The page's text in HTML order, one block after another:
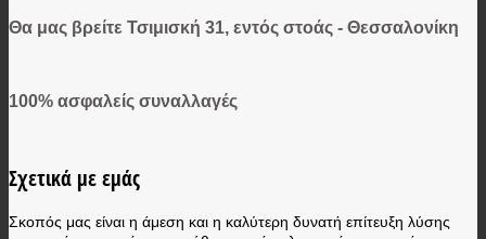
Θα μας βρείτε Τσιμισκή 31, εντός στοάς - Θεσσαλονίκη
100% ασφαλείς συναλλαγές
Σχετικά με εμάς
Σκοπός μας είναι η άμεση και η καλύτερη δυνατή επίτευξη λύσης